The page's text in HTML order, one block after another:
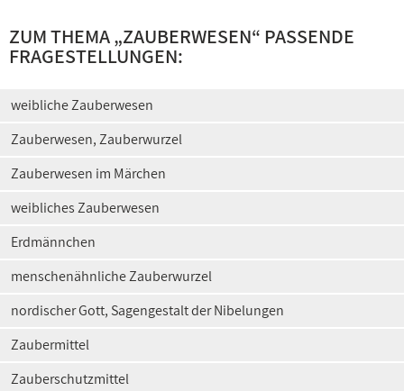
ZUM THEMA „ZAUBERWESEN“ PASSENDE
FRAGESTELLUNGEN:
weibliche Zauberwesen
Zauberwesen, Zauberwurzel
Zauberwesen im Märchen
weibliches Zauberwesen
Erdmännchen
menschenähnliche Zauberwurzel
nordischer Gott, Sagengestalt der Nibelungen
Zaubermittel
Zauberschutzmittel